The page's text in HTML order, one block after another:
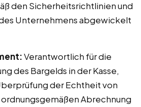
den Sicherheitsrichtlinien und
Unternehmens abgewickelt
Verantwortlich für die
des Bargelds in der Kasse,
der Echtheit von
Abrechnung